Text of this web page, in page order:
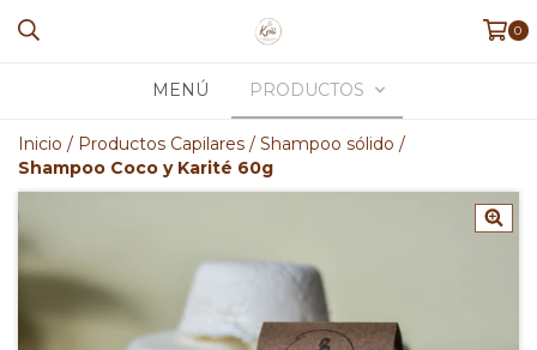
0
MENÚ PRODUCTOS
Inicio / Productos Capilares / Shampoo sólido /
Shampoo Coco y Karité 60g